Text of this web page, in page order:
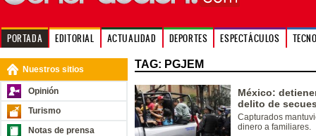
PORTADA EDITORIAL ACTUALIDAD DEPORTES ESPECTÁCULOS
Nuestros sitios
Opinión
Turismo
Notas de prensa
TAG: PGJEM
México:
delito de
Capturados
dinero a familiares.